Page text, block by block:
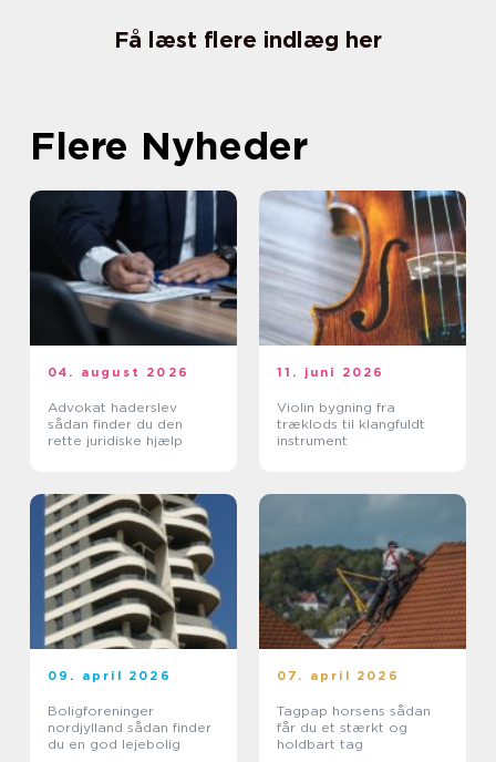
Få læst flere indlæg her
Flere Nyheder
04. august 2026
Advokat haderslev
sådan finder du den
rette juridiske hjælp
11. juni 2026
Violin bygning fra
træklods til klangfuldt
instrument
09. april 2026
Boligforeninger
nordjylland sådan finder
du en god lejebolig
07. april 2026
Tagpap horsens sådan
får du et stærkt og
holdbart tag